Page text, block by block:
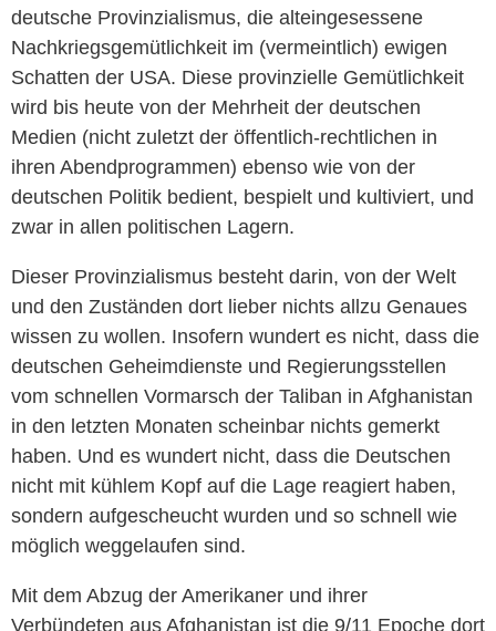
deutsche Provinzialismus, die alteingesessene
Nachkriegsgemütlichkeit im (vermeintlich) ewigen
Schatten der USA. Diese provinzielle Gemütlichkeit
wird bis heute von der Mehrheit der deutschen
Medien (nicht zuletzt der öffentlich-rechtlichen in
ihren Abendprogrammen) ebenso wie von der
deutschen Politik bedient, bespielt und kultiviert, und
zwar in allen politischen Lagern.
Dieser Provinzialismus besteht darin, von der Welt
und den Zuständen dort lieber nichts allzu Genaues
wissen zu wollen. Insofern wundert es nicht, dass die
deutschen Geheimdienste und Regierungsstellen
vom schnellen Vormarsch der Taliban in Afghanistan
in den letzten Monaten scheinbar nichts gemerkt
haben. Und es wundert nicht, dass die Deutschen
nicht mit kühlem Kopf auf die Lage reagiert haben,
sondern aufgescheucht wurden und so schnell wie
möglich weggelaufen sind.
Mit dem Abzug der Amerikaner und ihrer
Verbündeten aus Afghanistan ist die 9/11 Epoche dort